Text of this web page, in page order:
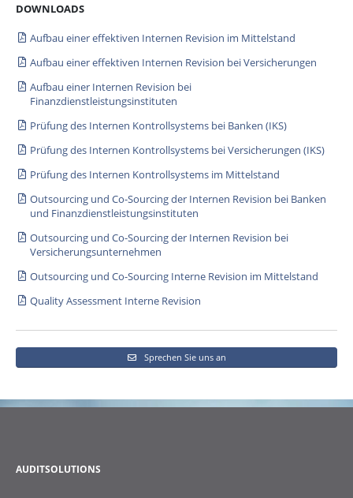
DOWNLOADS
Aufbau einer effektiven Internen Revision im Mittelstand
Aufbau einer effektiven Internen Revision bei Versicherungen
Aufbau einer Internen Revision bei
Finanzdienstleistungsinstituten
Prüfung des Internen Kontrollsystems bei Banken (IKS)
Prüfung des Internen Kontrollsystems bei Versicherungen (IKS)
Prüfung des Internen Kontrollsystems im Mittelstand
Outsourcing und Co-Sourcing der Internen Revision bei Banken
und Finanzdienstleistungsinstituten
Outsourcing und Co-Sourcing der Internen Revision bei
Versicherungsunternehmen
Outsourcing und Co-Sourcing Interne Revision im Mittelstand
Quality Assessment Interne Revision
Sprechen Sie uns an
AUDITSOLUTIONS